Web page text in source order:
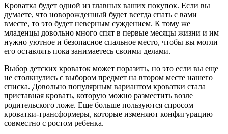
Кроватка будет одной из главных ваших покупок. Если вы
думаете, что новорожденный будет всегда спать с вами
вместе, то это будет неверным суждением. К тому же
младенцы довольно много спят в первые месяцы жизни и им
нужно уютное и безопасное спальное место, чтобы вы могли
его оставлять пока занимаетесь своими делами.
Выбор детских кроваток может поразить, но это если вы еще
не столкнулись с выбором предмет на втором месте нашего
списка. Довольно популярным вариантом кроватки стала
приставная кровать, которую можно разместить возле
родительского ложе. Еще больше пользуются спросом
кроватки-трансформеры, которые изменяют конфигурацию
совместно с ростом ребенка.